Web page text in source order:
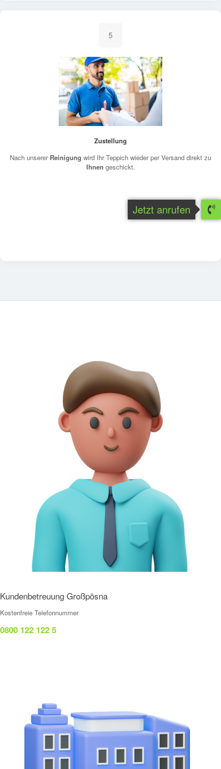
5
Zustellung
Nach unserer Reinigung wird Ihr Teppich wieder per Versand direkt zu
Ihnen geschickt.
Kundenbetreuung Großpösna
Kostenfreie Telefonnummer
0800 122 122 5
Jetzt anrufen